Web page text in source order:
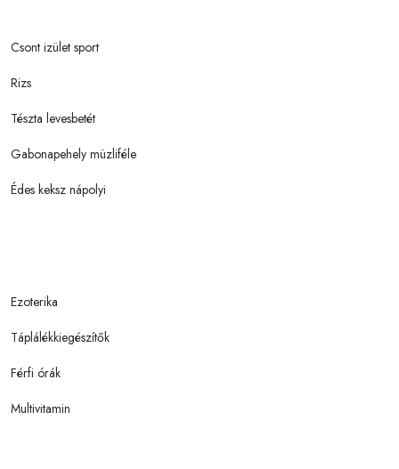
Csont izület sport
Rizs
Tészta levesbetét
Gabonapehely müzliféle
Édes keksz nápolyi
Ezoterika
Táplálékkiegészítők
Férfi órák
Multivitamin